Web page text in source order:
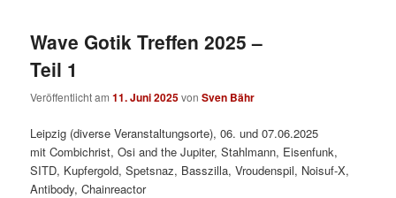
Wave Gotik Treffen 2025 –
Teil 1
Veröffentlicht am11. Juni 2025vonSven Bähr
Leipzig (diverse Veranstaltungsorte), 06. und 07.06.2025
mit Combichrist, Osi and the Jupiter, Stahlmann, Eisenfunk,
SITD, Kupfergold, Spetsnaz, Basszilla, Vroudenspil, Noisuf-X,
Antibody, Chainreactor